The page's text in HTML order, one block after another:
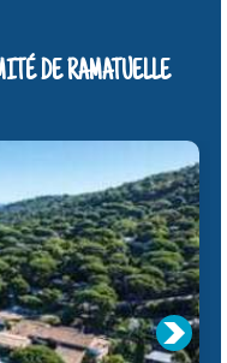
DE RAMATUELLE